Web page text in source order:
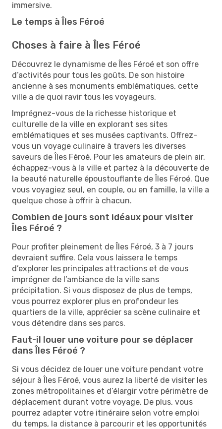
immersive.
Le temps à Îles Féroé
Choses à faire à Îles Féroé
Découvrez le dynamisme de Îles Féroé et son offre
d’activités pour tous les goûts. De son histoire
ancienne à ses monuments emblématiques, cette
ville a de quoi ravir tous les voyageurs.
Imprégnez-vous de la richesse historique et
culturelle de la ville en explorant ses sites
emblématiques et ses musées captivants. Offrez-
vous un voyage culinaire à travers les diverses
saveurs de Îles Féroé. Pour les amateurs de plein air,
échappez-vous à la ville et partez à la découverte de
la beauté naturelle époustouflante de Îles Féroé. Que
vous voyagiez seul, en couple, ou en famille, la ville a
quelque chose à offrir à chacun.
Combien de jours sont idéaux pour visiter
Îles Féroé ?
Pour profiter pleinement de Îles Féroé, 3 à 7 jours
devraient suffire. Cela vous laissera le temps
d’explorer les principales attractions et de vous
imprégner de l’ambiance de la ville sans
précipitation. Si vous disposez de plus de temps,
vous pourrez explorer plus en profondeur les
quartiers de la ville, apprécier sa scène culinaire et
vous détendre dans ses parcs.
Faut-il louer une voiture pour se déplacer
dans Îles Féroé ?
Si vous décidez de louer une voiture pendant votre
séjour à Îles Féroé, vous aurez la liberté de visiter les
zones métropolitaines et d’élargir votre périmètre de
déplacement durant votre voyage. De plus, vous
pourrez adapter votre itinéraire selon votre emploi
du temps, la distance à parcourir et les opportunités